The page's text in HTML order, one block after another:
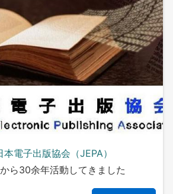
電子出版協会（JEPA）
ら30余年活動してきました